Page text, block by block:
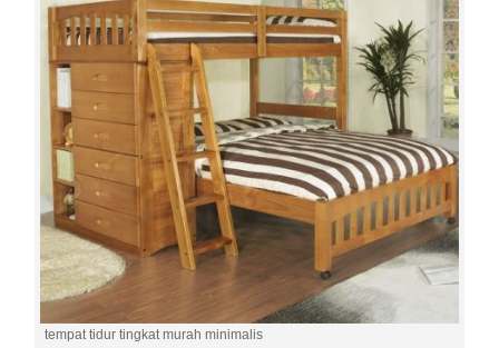
tempat tidur tingkat murah minimalis